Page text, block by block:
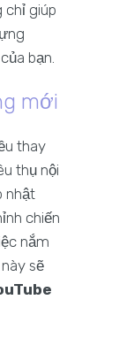
chỉ giúp
bạn.
mới
thay
thụ nội
nhật
chiến
nắm
sẽ